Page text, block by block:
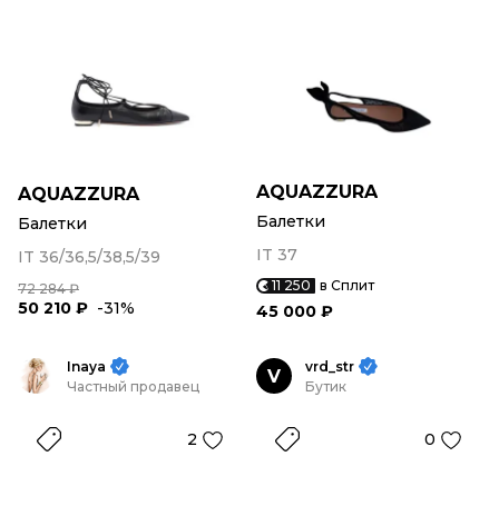
AQUAZZURA
Балетки
IT 36/36,5/38,5/39
72 284 ₽
50 210 ₽ -31%
AQUAZZURA
Балетки
IT 37
11 250 в Сплит
45 000 ₽
Inaya
Частный продавец
2
V
vrd_str
Бутик
0